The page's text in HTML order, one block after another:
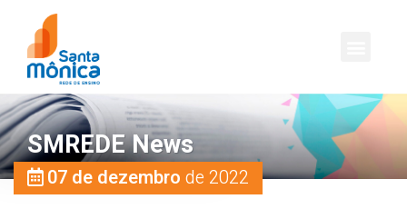
SMREDE News
07 de dezembro de 2022